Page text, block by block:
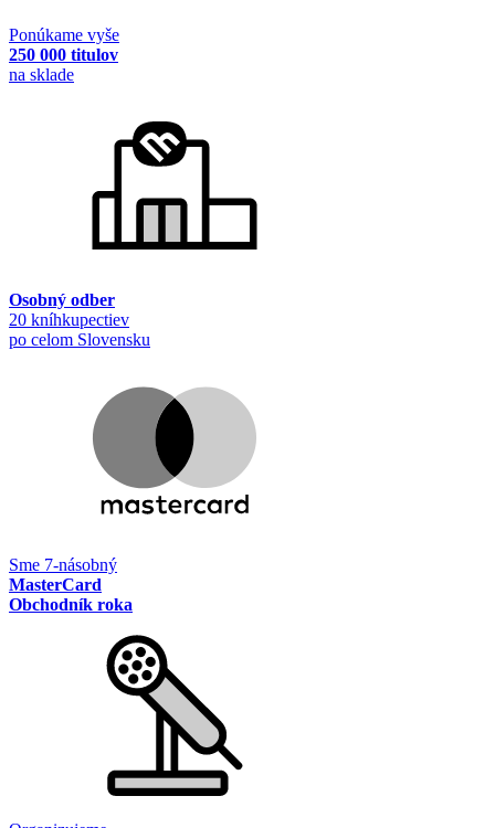
Ponúkame vyše
250 000 titulov
na sklade
Osobný odber
20 kníhkupectiev
po celom Slovensku
Sme 7-násobný
MasterCard
Obchodník roka